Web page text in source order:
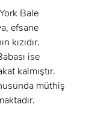
Bale
efsane
kızıdır.
ise
kalmıştır.
müthiş